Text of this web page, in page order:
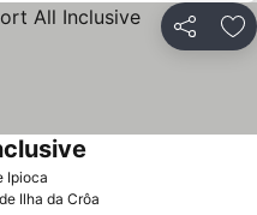
Partilhar
Ipioca
Ilha da Crôa